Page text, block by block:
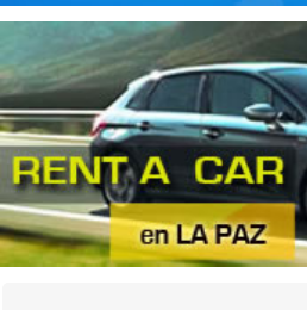
Molinos
(1)
Muebles de madera
Muebles metálicos(3)
Panaderías (2)
Pinturas(1)
Preparación de Carne(2)